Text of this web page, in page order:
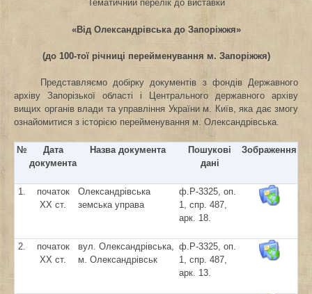
Тематичний перелік до виставки
«Від Олександрівська до Запоріжжя»
(до 100-тої річниці перейменування м. Запоріжжя)
Представляємо добірку документів з фондів Державного
архіву Запорізької області і Центрального державного архіву
вищих органів влади та управління України м. Київ, яка дає змогу
ознайомитися з історією перейменування м. Олександрівська.
№
Дата
документа
Назва документа
Пошукові
дані
Зображення
1.
початок
ХХ ст.
Олександрівська
земська управа
ф.Р-3325, оп.
1, спр. 487,
арк. 18.
2.
початок
ХХ ст.
вул. Олександрівська,
м. Олександрівськ
ф.Р-3325, оп.
1, спр. 487,
арк. 13.